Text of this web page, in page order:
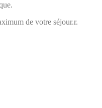
de votre séjour.r.